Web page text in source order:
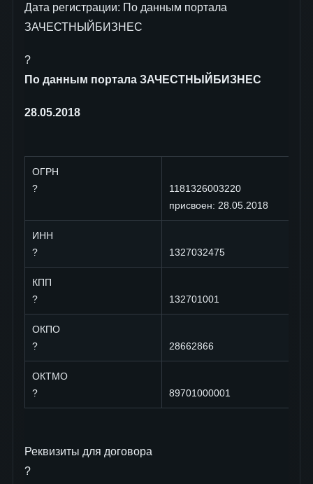
Дата регистрации: По данным портала
ЗАЧЕСТНЫЙБИЗНЕС
?
По данным портала ЗАЧЕСТНЫЙБИЗНЕС
28.05.2018
ОГРН
?
1181326003220
присвоен: 28.05.2018
ИНН
?
1327032475
КПП
?
132701001
ОКПО
?
28662866
ОКТМО
?
89701000001
Реквизиты для договора
?